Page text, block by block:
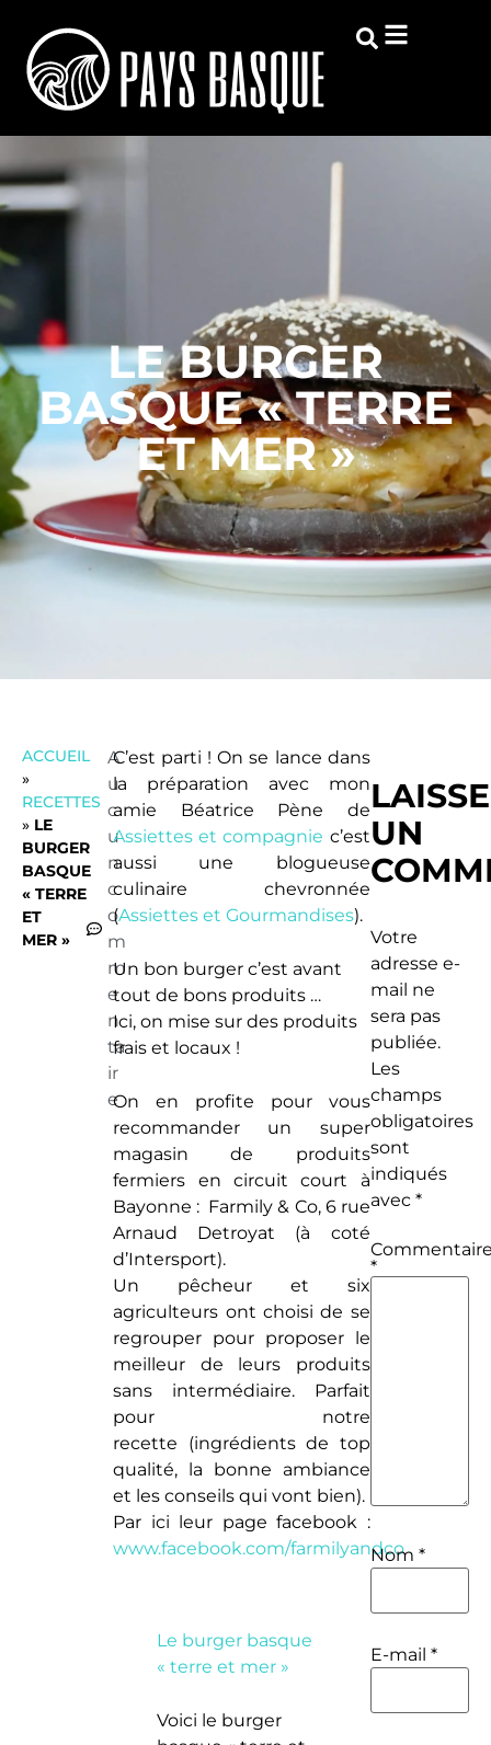
LE BURGER
BASQUE « TERRE
ET MER »
ACCUEIL
»
RECETTES
» LE
BURGER
BASQUE
« TERRE
ET
MER »
A
u
c
u
n
c
o
m
m
e
n
ta
ir
e
C’est parti ! On se lance dans
la préparation avec mon
amie Béatrice Pène de
Assiettes et compagnie c’est
aussi une blogueuse
culinaire chevronnée
(Assiettes et Gourmandises).
Un bon burger c’est avant
tout de bons produits …
Ici, on mise sur des produits
frais et locaux !
On en profite pour vous
recommander un super
magasin de produits
fermiers en circuit court à
Bayonne : Farmily & Co, 6 rue
Arnaud Detroyat (à coté
d’Intersport).
Un pêcheur et six
agriculteurs ont choisi de se
regrouper pour proposer le
meilleur de leurs produits
sans intermédiaire. Parfait
pour notre
recette (ingrédients de top
qualité, la bonne ambiance
et les conseils qui vont bien).
Par ici leur page facebook :
www.facebook.com/farmilyandco
Le burger basque
« terre et mer »
Voici le burger
UN
Votre
adresse e-
mail ne
sera pas
publiée.
Les
champs
obligatoires
sont
indiqués
avec *
*
Nom *
E-mail *